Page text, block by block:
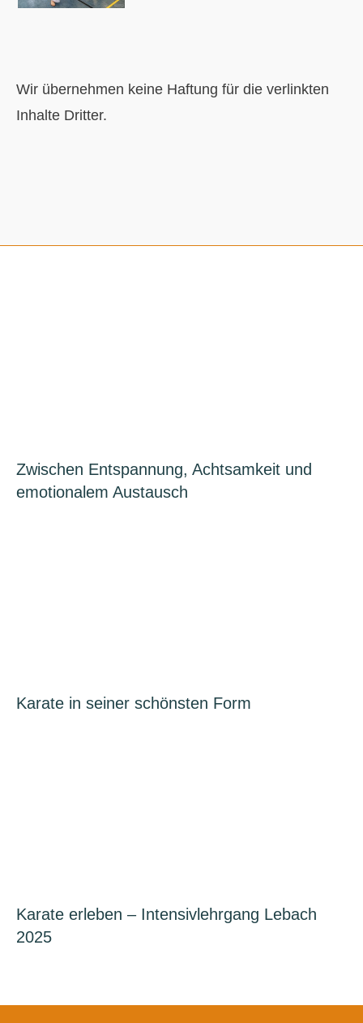
Wir übernehmen keine Haftung für die verlinkten
Inhalte Dritter.
Zwischen Entspannung, Achtsamkeit und
emotionalem Austausch
Karate in seiner schönsten Form
Karate erleben – Intensivlehrgang Lebach
2025